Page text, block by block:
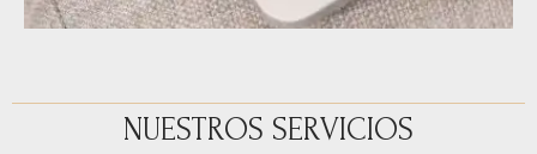
NUESTROS SERVICIOS